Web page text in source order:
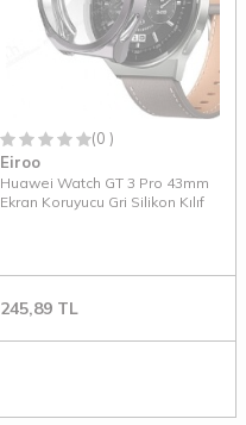
(0 )
Eiroo
Huawei Watch GT 3 Pro 43mm
Ekran Koruyucu Gri Silikon Kılıf
245,89 TL